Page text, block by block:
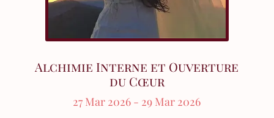
Alchimie Interne et Ouverture
du Cœur
27 Mar 2026 - 29 Mar 2026